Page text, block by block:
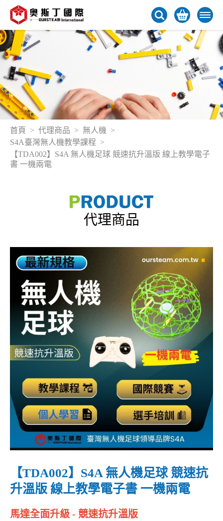
首頁 代理商品
無人機
S4A臺灣無人機教學課程
【TDA002】S4A 無人機足球 競速抗升溫版 線上教學電子
書 一機兩電
代理商品
【TDA002】S4A 無人機足球 競速抗
升溫版 線上教學電子書 一機兩電
馬達全面升級 - 競速抗升溫版